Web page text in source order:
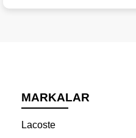
MARKALAR
Lacoste